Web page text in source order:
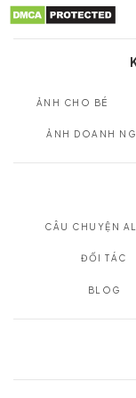
ẢNH CHO BÉ
ẢNH DOANH
CÂU CHUYỆN
ĐỐI TÁC
BLOG